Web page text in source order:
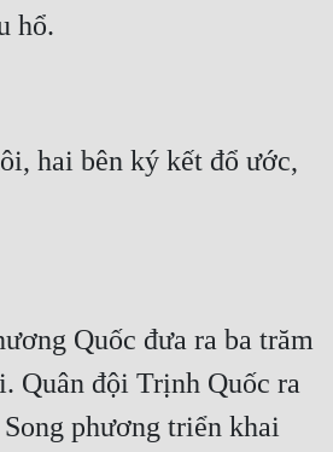
hai bên ký kết đổ ước,
Quốc đưa ra ba trăm
Quân đội Trịnh Quốc ra
phương triển khai